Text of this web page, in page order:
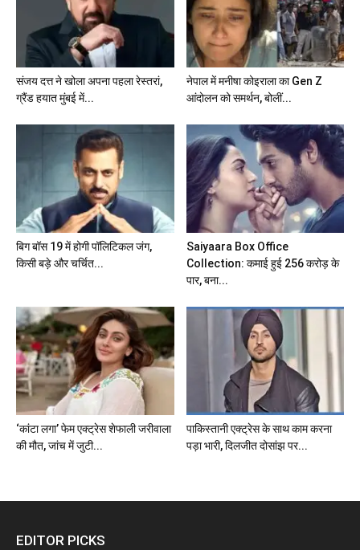
संजय दत्त ने खोला अपना पहला रेस्तरां,
ग्रैंड हयात मुंबई में...
नेपाल में मनीषा कोइराला का Gen Z
आंदोलन को समर्थन, बोलीं...
बिग बॉस 19 में होगी पॉलिटिकल जंग,
किसी बड़े और चर्चित...
Saiyaara Box Office
Collection: कमाई हुई 256 करोड़ के
पार, बना...
‘कांटा लगा’ फेम एक्ट्रेस शेफाली जरीवाला
की मौत, जांच में जुटी...
पाकिस्तानी एक्ट्रेस के साथ काम करना
पड़ा भारी, दिलजीत दोसांझ पर...
EDITOR PICKS